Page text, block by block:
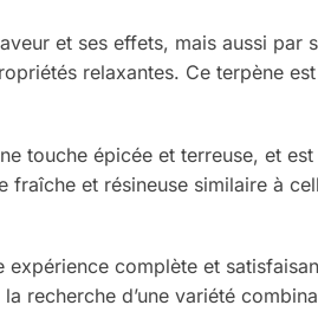
et ses effets, mais aussi
relaxantes. Ce terpène
touche épicée et terreuse, et
fraîche et résineuse similaire à
complète et
recherche d’une variété